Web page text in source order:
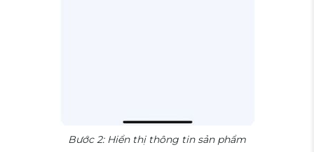
Bước 2: Hiển thị thông tin sản phẩm